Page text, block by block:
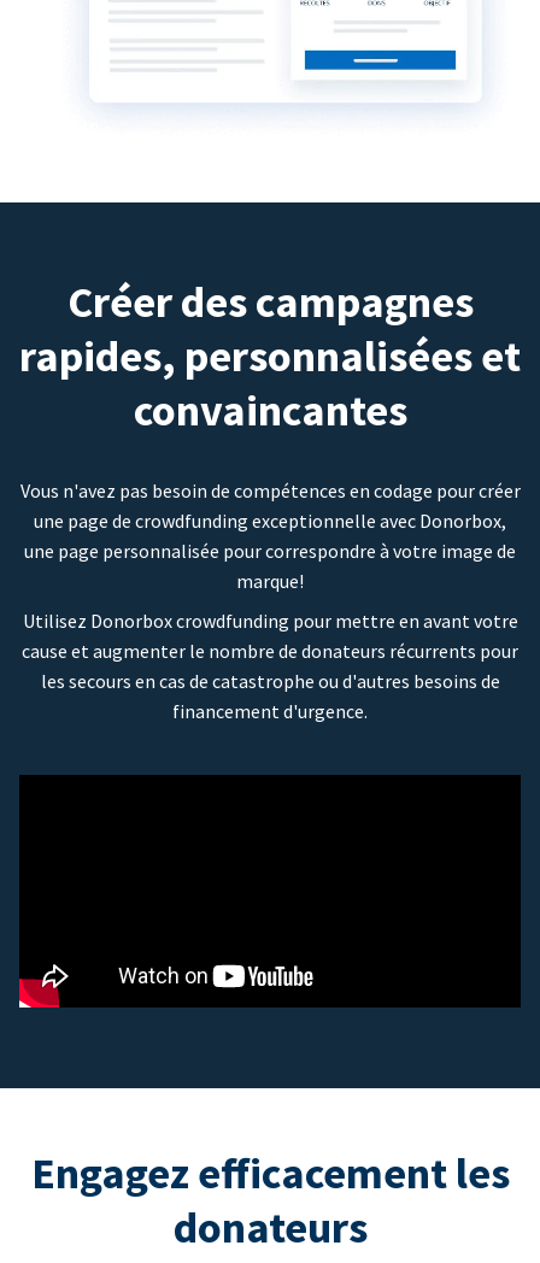
Créer des campagnes
rapides, personnalisées et
convaincantes
Vous n'avez pas besoin de compétences en codage pour créer
une page de crowdfunding exceptionnelle avec Donorbox,
une page personnalisée pour correspondre à votre image de
marque!
Utilisez Donorbox crowdfunding pour mettre en avant votre
cause et augmenter le nombre de donateurs récurrents pour
les secours en cas de catastrophe ou d'autres besoins de
financement d'urgence.
Engagez efficacement les
donateurs